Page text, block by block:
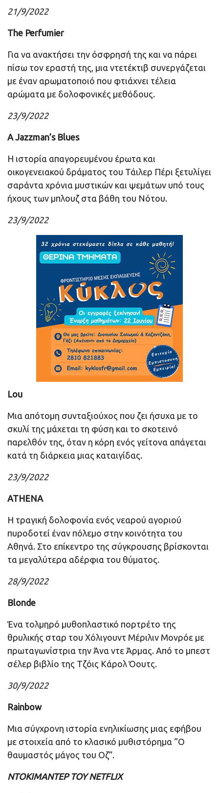
21/9/2022
The Perfumier
Για να ανακτήσει την όσφρησή της και να πάρει
πίσω τον εραστή της, μια ντετέκτιβ συνεργάζεται
με έναν αρωματοποιό που φτιάχνει τέλεια
αρώματα με δολοφονικές μεθόδους.
23/9/2022
A Jazzman’s Blues
Η ιστορία απαγορευμένου έρωτα και
οικογενειακού δράματος του Τάιλερ Πέρι ξετυλίγει
σαράντα χρόνια μυστικών και ψεμάτων υπό τους
ήχους των μπλουζ στα βάθη του Νότου.
23/9/2022
Lou
Μια απότομη συνταξιούχος που ζει ήσυχα με το
σκυλί της μάχεται τη φύση και το σκοτεινό
παρελθόν της, όταν η κόρη ενός γείτονα απάγεται
κατά τη διάρκεια μιας καταιγίδας.
23/9/2022
ATHENA
Η τραγική δολοφονία ενός νεαρού αγοριού
πυροδοτεί έναν πόλεμο στην κοινότητα του
Αθηνά. Στο επίκεντρο της σύγκρουσης βρίσκονται
τα μεγαλύτερα αδέρφια του θύματος.
28/9/2022
Blonde
Ένα τολμηρό μυθοπλαστικό πορτρέτο της
θρυλικής σταρ του Χόλιγουντ Μέριλιν Μονρόε με
πρωταγωνίστρια την Άνα ντε Άρμας. Από το μπεστ
σέλερ βιβλίο της Τζόις Κάρολ Όουτς.
30/9/2022
Rainbow
Μια σύγχρονη ιστορία ενηλικίωσης μιας εφήβου
με στοιχεία από το κλασικό μυθιστόρημα “Ο
θαυμαστός μάγος του Οζ”.
ΝΤΟΚΙΜΑΝΤΕΡ ΤΟΥ NETFLIX